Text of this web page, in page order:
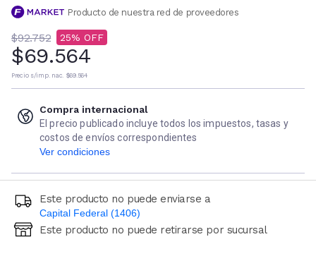
Producto de nuestra red de proveedores
$92.752 25
$69.564
Precio s/imp. nac. $69.564
Compra internacional
El precio publicado incluye todos los impuestos, tasas y
costos de envíos correspondientes
Ver condiciones
Este producto no puede enviarse a
Capital Federal (1406)
Ingresá código postal (sólo números)
Este producto no puede retirarse por sucursal